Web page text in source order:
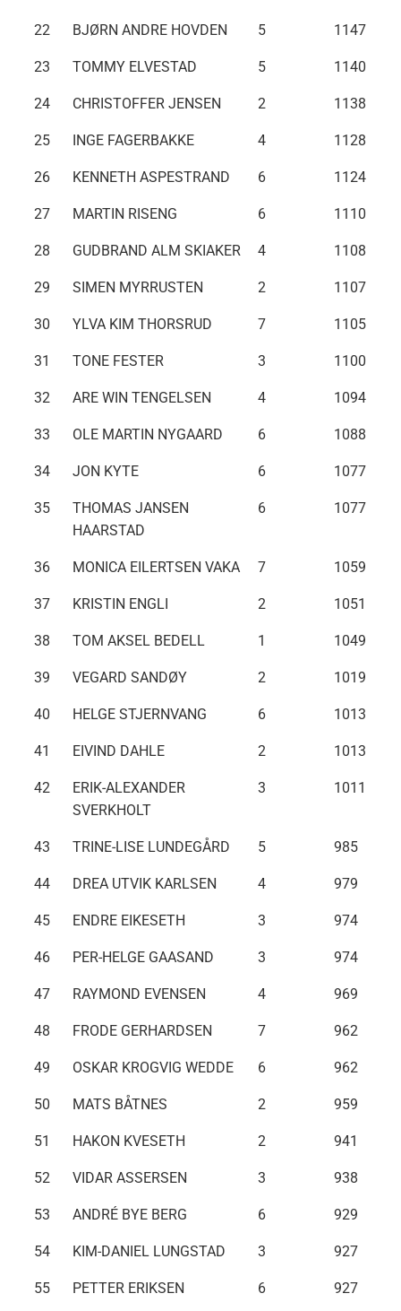
22 BJØRN ANDRE HOVDEN 5 1147
23 TOMMY ELVESTAD 5 1140
24 CHRISTOFFER JENSEN 2 1138
25 INGE FAGERBAKKE 4 1128
26 KENNETH ASPESTRAND 6 1124
27 MARTIN RISENG 6 1110
28 GUDBRAND ALM SKIAKER 4 1108
29 SIMEN MYRRUSTEN 2 1107
30 YLVA KIM THORSRUD 7 1105
31 TONE FESTER 3 1100
32 ARE WIN TENGELSEN 4 1094
33 OLE MARTIN NYGAARD 6 1088
34 JON KYTE 6 1077
35
THOMAS JANSEN
HAARSTAD
6 1077
36 MONICA EILERTSEN VAKA 7 1059
37 KRISTIN ENGLI 2 1051
38 TOM AKSEL BEDELL 1 1049
39 VEGARD SANDØY 2 1019
40 HELGE STJERNVANG 6 1013
41 EIVIND DAHLE 2 1013
42
ERIK-ALEXANDER
SVERKHOLT
3 1011
43 TRINE-LISE LUNDEGÅRD 5 985
44 DREA UTVIK KARLSEN 4 979
45 ENDRE EIKESETH 3 974
46 PER-HELGE GAASAND 3 974
47 RAYMOND EVENSEN 4 969
48 FRODE GERHARDSEN 7 962
49 OSKAR KROGVIG WEDDE 6 962
50 MATS BÅTNES 2 959
51 HAKON KVESETH 2 941
52 VIDAR ASSERSEN 3 938
53 ANDRÉ BYE BERG 6 929
54 KIM-DANIEL LUNGSTAD 3 927
55 PETTER ERIKSEN 6 927